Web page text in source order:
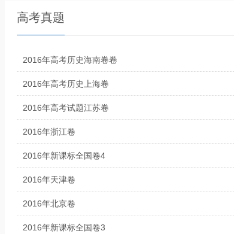
高考真题
2016年高考历史海南卷卷
2016年高考历史上海卷
2016年高考试题江苏卷
2016年浙江卷
2016年新课标全国卷4
2016年天津卷
2016年北京卷
2016年新课标全国卷3